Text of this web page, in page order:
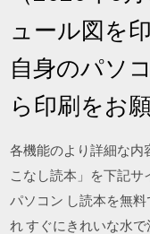
ュール図を
自身のパソ
ら印刷をお
各機能のより詳細な内
こなし読本」を下記
パソコン し読本を無
れ すぐにきれいな水